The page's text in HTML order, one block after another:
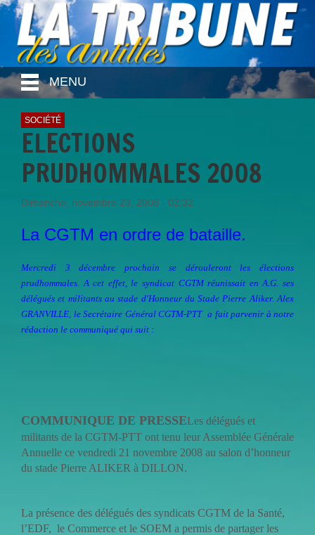
MENU
SOCIÉTÉ
ELECTIONS
PRUDHOMMALES 2008
Dimanche, novembre 23, 2008 - 02:32
La CGTM en ordre de bataille.
Mercredi 3 décembre prochain se dérouleront les élections
prudhommales. A cet effet, le syndicat CGTM réunissait en A.G. ses
délégués et militants au stade d'Honneur du Stade Pierre Aliker. Alex
GRANVILLE, le Secrétaire Général CGTM-PTT a fait parvenir à notre
rédaction le communiqué qui suit :
COMMUNIQUE DE PRESSELes délégués et
militants de la CGTM-PTT ont tenu leur Assemblée Générale
Annuelle ce vendredi 21 novembre 2008 au salon d’honneur
du stade Pierre ALIKER à DILLON.
La présence des délégués des syndicats CGTM de la Santé,
l’EDF, le Commerce et le SOEM a permis de partager les